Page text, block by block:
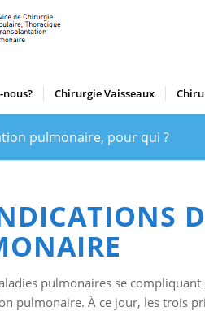
nous? Chirurgie Vaisseaux
pulmonaire, pour qui ?
pulmonaires se
pulmonaire. À ce jour, les trois